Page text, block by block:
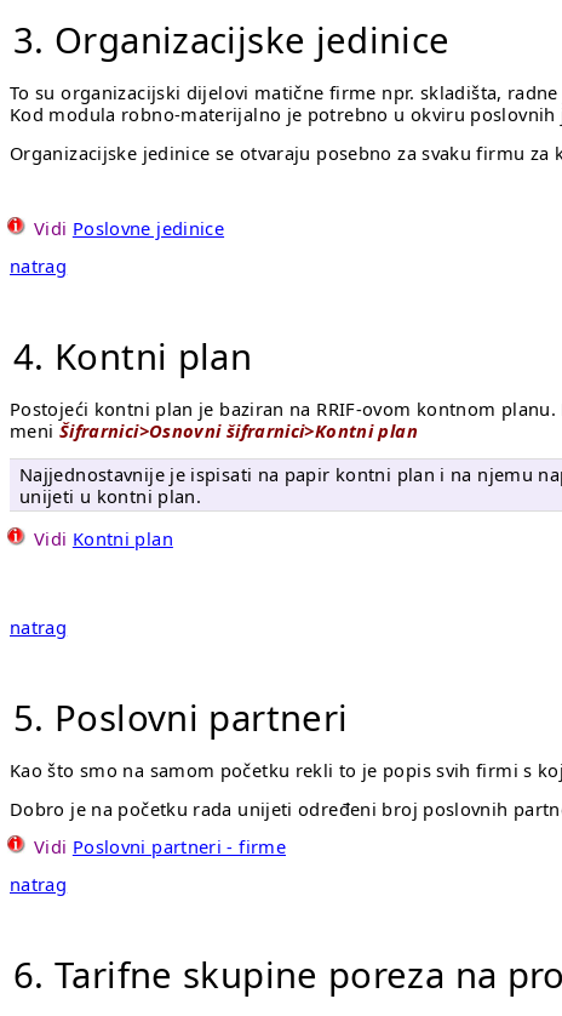
3. Organizacijske jedinice
To su organizacijski dijelovi matične firme npr. skladišta,
Kod modula robno-materijalno je potrebno u okviru
Organizacijske jedinice se otvaraju posebno za svaku firmu
Vidi Poslovne jedinice
natrag
4. Kontni plan
Postojeći kontni plan je baziran na RRIF-ovom kontnom
meni Šifrarnici>Osnovni šifrarnici>Kontni plan
Najjednostavnije je ispisati na papir kontni plan i na njemu
unijeti u kontni plan.
Vidi Kontni plan
natrag
5. Poslovni partneri
Kao što smo na samom početku rekli to je popis svih firmi s
Dobro je na početku rada unijeti određeni broj poslovnih
Vidi Poslovni partneri - firme
natrag
6. Tarifne skupine poreza na